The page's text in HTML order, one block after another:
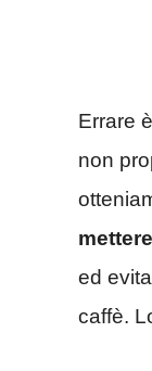
Errare
non
ed
caffè.